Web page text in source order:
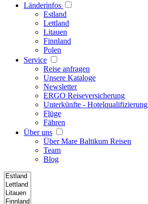
Länderinfos
Estland
Lettland
Litauen
Finnland
Polen
Service
Reise anfragen
Unsere Kataloge
Newsletter
ERGO Reiseversicherung
Unterkünfte - Hotelqualifizierung
Flüge
Fähren
Über uns
Über Mare Baltikum Reisen
Team
Blog